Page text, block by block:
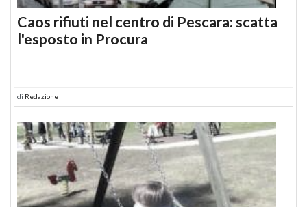
Caos rifiuti nel centro di Pescara: scatta
l'esposto in Procura
di Redazione